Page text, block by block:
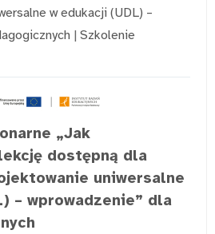
w edukacji (UDL) –
| Szkolenie
„Jak
dostępną dla
uniwersalne
– wprowadzenie” dla